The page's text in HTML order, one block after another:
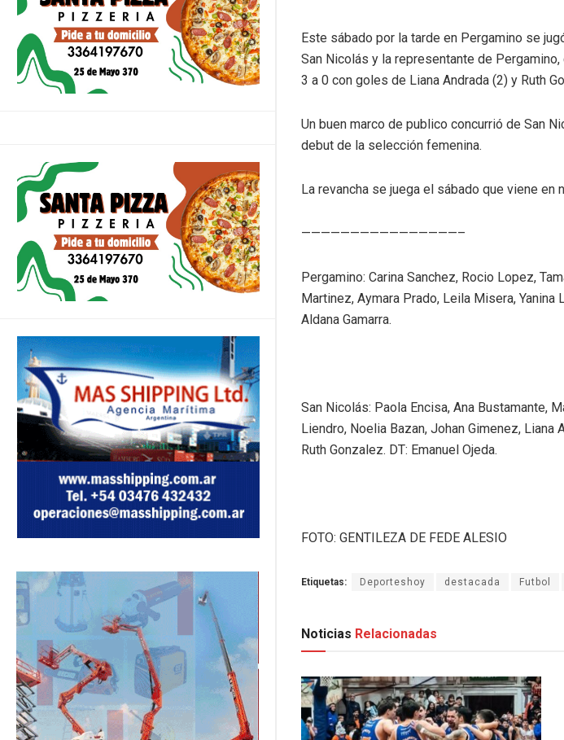
Este sábado por la tarde en Pergamino se
San Nicolás y la representante de
3 a 0 con goles de Liana Andrada (2) y Ruth
Un buen marco de publico concurrió de San
debut de la selección femenina.
La revancha se juega el sábado que viene en
————————————————–
Pergamino: Carina Sanchez, Rocio Lopez,
Martinez, Aymara Prado, Leila Misera,
Aldana Gamarra.
San Nicolás: Paola Encisa, Ana Bustamante,
Liendro, Noelia Bazan, Johan Gimenez, Liana
Ruth Gonzalez. DT: Emanuel Ojeda.
FOTO: GENTILEZA DE FEDE ALESIO
Etiquetas: Deporteshoy destacada Futbol
Noticias Relacionadas